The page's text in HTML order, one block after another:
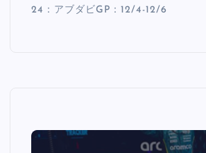
24：アブダビGP：12/4-12/6